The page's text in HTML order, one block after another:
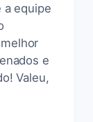
a equipe
e
Valeu,